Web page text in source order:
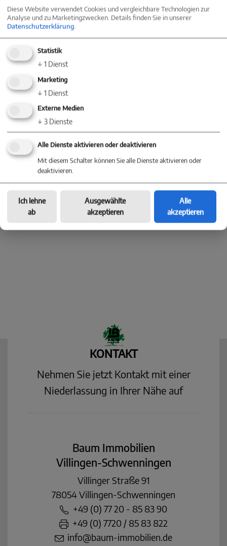
wird, nicht vor, bieten Sie an, diese
nachzureichen.
7. Zu guter Letzt
Wer eine Immobilie kaufen möchte, kauft damit
Lassen Sie Ihren Besuchern darum nach der
Besichtigung Zeit, sich umzusehen. Bleiben Sie
für Fragen in der Nähe, aber lassen Sie Ihren
Interessenten etwas Freiraum. Machen Sie dann
bei der Verabschiedung eine Deadline für die
Bedenkzeit aus.
KONTAKT
Nehmen Sie jetzt Kontakt mit einer
Niederlassung in Ihrer Nähe auf
Baum Immobilien
Villingen-Schwenningen
Villinger Straße 91
78054 Villingen-Schwenningen
+49 (0) 77 20 - 85 83 90
+49 (0) 7720 / 85 83 822
info@baum-immobilien.de
Diese Website verwendet Cookies und vergleichbare Technologien zur
Analyse und zu Marketingzwecken. Details finden Sie in unserer
Datenschutzerklärung.
Statistik
↓ 1 Dienst
Marketing
↓ 1 Dienst
Externe Medien
↓ 3 Dienste
Alle Dienste aktivieren oder deaktivieren
Mit diesem Schalter können Sie alle Dienste aktivieren oder
deaktivieren.
Ich lehne
ab
Ausgewählte
akzeptieren
Alle
akzeptieren